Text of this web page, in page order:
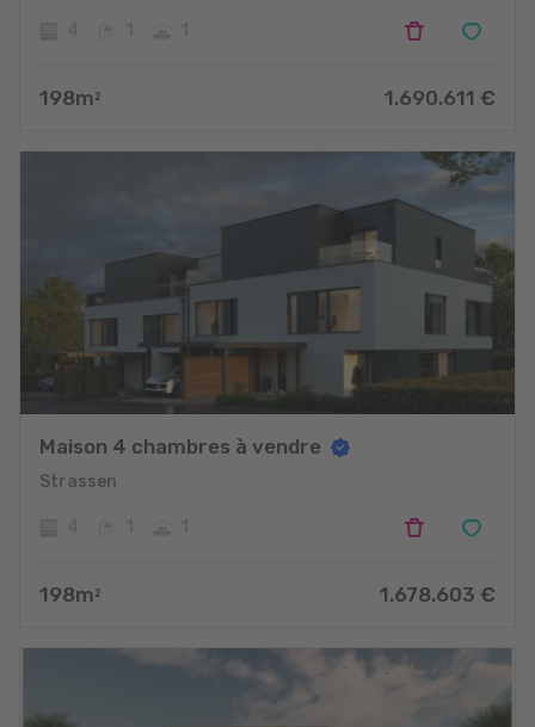
198m 2 1.690.611 €
Maison 4 chambres à vendre
Strassen
198m 2 1.678.603 €